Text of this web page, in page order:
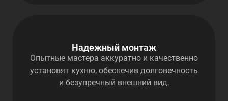
Надежный монтаж
Опытные мастера аккуратно и качественно
установят кухню, обеспечив долговечность
и безупречный внешний вид.